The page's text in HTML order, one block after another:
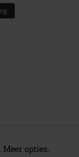
Meer opties.